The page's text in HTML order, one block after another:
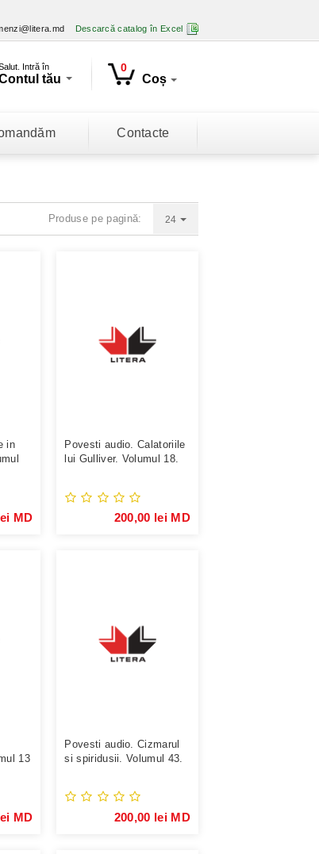
Descarcă catalog în Excel
Intră în
tău
0
Coș
Contacte
Produse pe pagină: 24
in
MD
Povesti audio. Calatoriile
lui Gulliver. Volumul 18.
200,00 lei MD
13
MD
Povesti audio. Cizmarul
si spiridusii. Volumul 43.
200,00 lei MD